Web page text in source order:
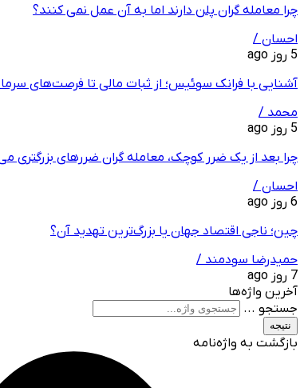
چرا معامله ‌گران پلن دارند اما به آن عمل نمی ‌کنند؟
احسان /
5 روز ago
آشنایی با فرانک سوئیس؛ از ثبات مالی تا فرصت‌های
محمد /
5 روز ago
چرا بعد از یک ضرر کوچک، معامله‌ گران ضررهای بزرگتری
احسان /
6 روز ago
چین؛ ناجی اقتصاد جهان یا بزرگ‌ترین تهدید آن؟
حمیدرضا سودمند /
7 روز ago
آخرین واژه‌ها
جستجو ...
نتیجه
بازگشت به واژه‌نامه